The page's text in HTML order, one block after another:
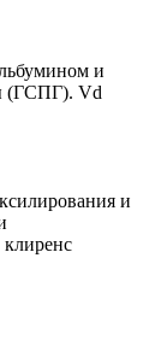
и
(ГСПГ). Vd
и